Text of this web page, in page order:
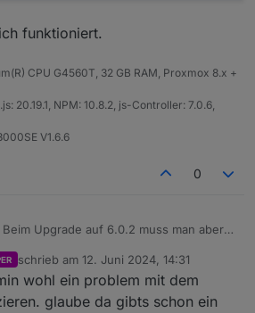
funktioniert.
CPU G4560T, 32 GB RAM, Proxmox 8.x +
20.19.1, NPM: 10.8.2, js-Controller: 7.0.6,
V1.6.6
0
Beim Upgrade auf 6.0.2 muss man aber
funktioniert.
schrieb am 12. Juni 2024, 14:31
zuletzt editiert von
wohl ein problem mit dem
glaube da gibts schon ein